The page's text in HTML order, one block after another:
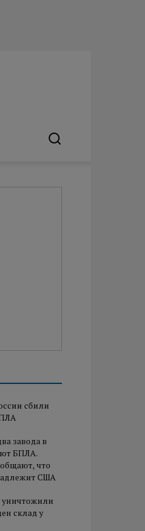
сбили
завода в
БПЛА.
что
США
склад у